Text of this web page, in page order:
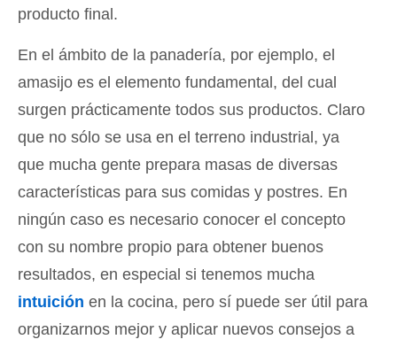
producto final.
En el ámbito de la panadería, por ejemplo, el
amasijo es el elemento fundamental, del cual
surgen prácticamente todos sus productos. Claro
que no sólo se usa en el terreno industrial, ya
que mucha gente prepara masas de diversas
características para sus comidas y postres. En
ningún caso es necesario conocer el concepto
con su nombre propio para obtener buenos
resultados, en especial si tenemos mucha
intuición en la cocina, pero sí puede ser útil para
organizarnos mejor y aplicar nuevos consejos a